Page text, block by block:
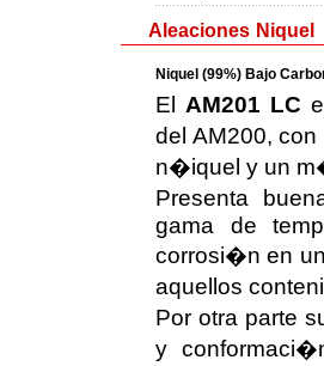
Aleaciones Niquel
Niquel (99%) Bajo
El AM201 LC
del AM200,
n�iquel y un
Presenta
gama de
corrosi�n en
aquellos
Por otra parte
y